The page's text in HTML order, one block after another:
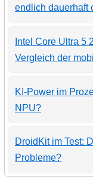
endlich dauerhaft
Intel Core Ultra 5
Vergleich der
KI-Power im
NPU?
DroidKit im Test:
Probleme?